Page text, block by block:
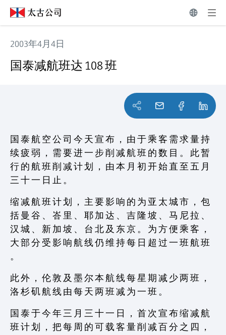
2003年4月4日
国泰减航班达 108 班
国 泰 航 空 公 司 今 天 宣 布 ， 由 于 乘 客 需 求 量 持
续 疲 弱 ， 需 要 进 一 步 削 减 航 班 的 数 目 。 此 暂
行 的 航 班 削 减 计 划 ， 由 本 月 初 开 始 直 至 五 月
三 十 一 日 止 。
缩 减 航 班 计 划 ， 主 要 影 响 的 为 亚 太 城 市 ， 包
括 曼 谷 、 峇 里 、 耶 加 达 、 吉 隆 坡 、 马 尼 拉 、
汉 城 、 新 加 坡 、 台 北 及 东 京 。 为 方 便 乘 客 ，
大 部 分 受 影 响 航 线 仍 维 持 每 日 超 过 一 班 航 班
。
此 外 ， 伦 敦 及 墨 尔 本 航 线 每 星 期 减 少 两 班 ，
洛 杉 矶 航 线 由 每 天 两 班 减 为 一 班 。
国 泰 于 今 年 三 月 三 十 一 日 ， 首 次 宣 布 缩 减 航
班 计 划 ， 把 每 周 的 可 载 客 量 削 减 百 分 之 四 ，